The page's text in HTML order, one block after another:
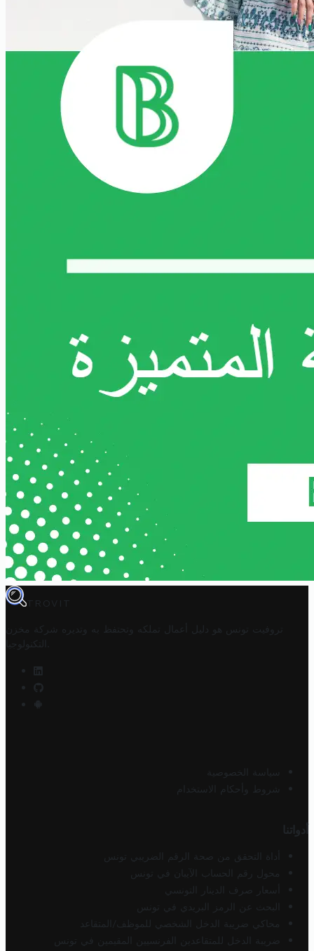
TROVIT
تروفيت تونس هو دليل أعمال تملكه وتحتفظ به وتديره
شركة مخزن
التكنولوجيا
سياسة الخصوصية
شروط وأحكام الاستخدام
أدواتنا
أداة التحقق من صحة الرقم الضريبي تونس
محول رقم الحساب الآيبان في تونس
أسعار صرف الدينار التونسي
البحث عن الرمز البريدي في تونس
محاكي ضريبة الدخل الشخصي للموظف/المتقاعد
ضريبة الدخل للمتقاعدين الفرنسيين المقيمين في تونس